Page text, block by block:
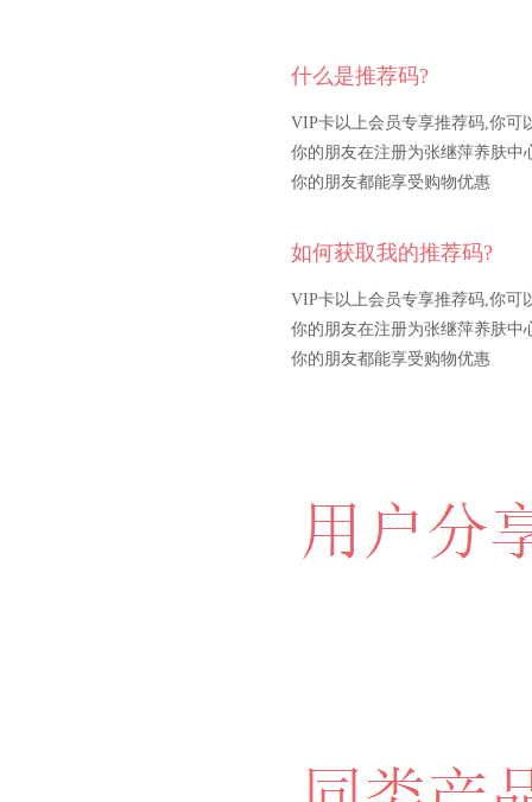
什么是推荐码?
VIP卡以上会员专享推荐码,你可
你的朋友在注册为张继萍养肤中
你的朋友都能享受购物优惠
如何获取我的推荐码?
VIP卡以上会员专享推荐码,你可
你的朋友在注册为张继萍养肤中
你的朋友都能享受购物优惠